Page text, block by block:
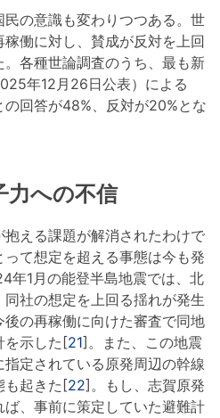
の意識も変わりつつある。世
働に対し、賛成が反対を上回
各種世論調査のうち、最も新
年12月26日公表）による
回答が48%、反対が20%とな
力への不信
える課題が解消されたわけで
て想定を超える事態は今も発
年1月の能登半島地震では、北
社の想定を上回る揺れが発生
の再稼働に向けた審査で同地
を示した[21]。また、この地震
定されている原発周辺の幹線
も起きた[22]。もし、志賀原発
、事前に策定していた避難計